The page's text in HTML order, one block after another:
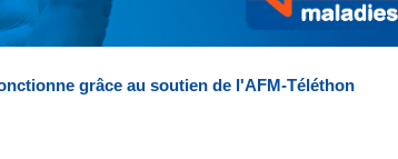
grâce au soutien de l'AFM-Téléthon